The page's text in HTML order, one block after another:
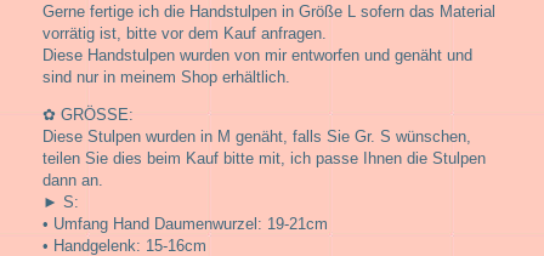
Gerne fertige ich die Handstulpen in Größe L sofern das Material
vorrätig ist, bitte vor dem Kauf anfragen.
Diese Handstulpen wurden von mir entworfen und genäht und
sind nur in meinem Shop erhältlich.
✿ GRÖSSE:
Diese Stulpen wurden in M genäht, falls Sie Gr. S wünschen,
teilen Sie dies beim Kauf bitte mit, ich passe Ihnen die Stulpen
dann an.
► S:
• Umfang Hand Daumenwurzel: 19-21cm
• Handgelenk: 15-16cm